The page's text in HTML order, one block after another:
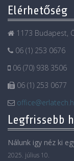
Elérhetőség
1173 Budapest,
06 (1) 253 0676
06 (70) 938 3506
06 (1) 253 0677
Legfrissebb
Nálunk igy néz ki
2025. július 10.